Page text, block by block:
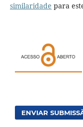
similaridade para
ENVIAR